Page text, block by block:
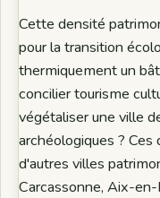
Cette densité
pour la transition
thermiquement un
concilier tourisme
végétaliser une ville
archéologiques ?
d'autres villes
Carcassonne, Aix-